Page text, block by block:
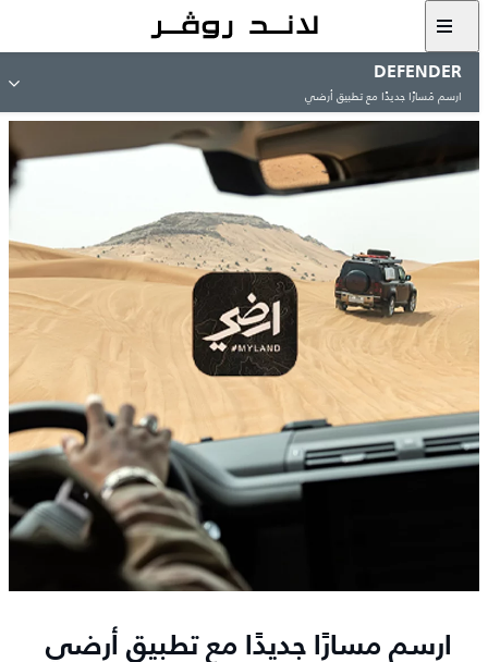
DEFENDER
ارسم مَسارًا جديدًا مع تطبيق أرضي
ارسم مسارًا جديدًا مع تطبيق أرضي